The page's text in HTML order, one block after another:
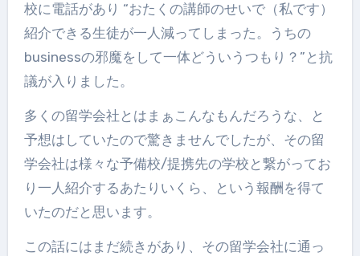
校に電話があり “おたくの講師のせいで（私です）
紹介できる生徒が一人減ってしまった。うちの
businessの邪魔をして一体どういうつもり？”と抗
議が入りました。
多くの留学会社とはまぁこんなもんだろうな、と
予想はしていたので驚きませんでしたが、その留
学会社は様々な予備校/提携先の学校と繋がってお
り一人紹介するあたりいくら、という報酬を得て
いたのだと思います。
この話にはまだ続きがあり、その留学会社に通っ